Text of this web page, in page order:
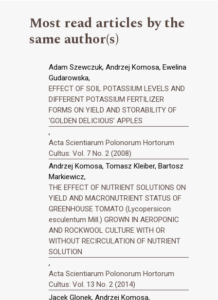
Most read articles by the
same author(s)
Adam Szewczuk, Andrzej Komosa, Ewelina
Gudarowska,
EFFECT OF SOIL POTASSIUM LEVELS AND
DIFFERENT POTASSIUM FERTILIZER
FORMS ON YIELD AND STORABILITY OF
‘GOLDEN DELICIOUS’ APPLES
,
Acta Scientiarum Polonorum Hortorum
Cultus: Vol. 7 No. 2 (2008)
Andrzej Komosa, Tomasz Kleiber, Bartosz
Markiewicz,
THE EFFECT OF NUTRIENT SOLUTIONS ON
YIELD AND MACRONUTRIENT STATUS OF
GREENHOUSE TOMATO (Lycopersicon
esculentum Mill.) GROWN IN AEROPONIC
AND ROCKWOOL CULTURE WITH OR
WITHOUT RECIRCULATION OF NUTRIENT
SOLUTION
,
Acta Scientiarum Polonorum Hortorum
Cultus: Vol. 13 No. 2 (2014)
Jacek Glonek, Andrzej Komosa,